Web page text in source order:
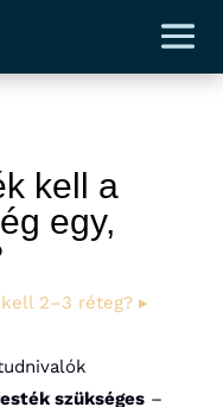
kell a
egy,
2–3 réteg? ▸
szükséges–